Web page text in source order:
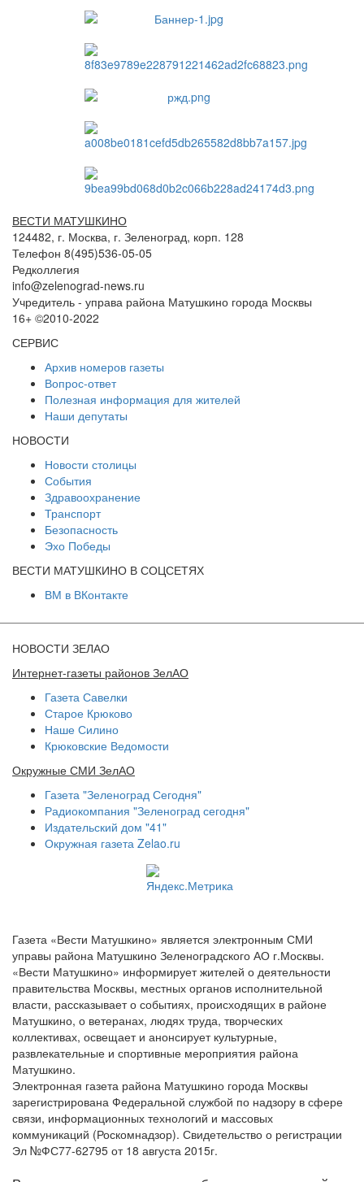
ВЕСТИ МАТУШКИНО
124482, г. Москва, г. Зеленоград, корп. 128
Телефон 8(495)536-05-05
Редколлегия
info@zelenograd-news.ru
Учредитель - управа района Матушкино города Москвы
16+ ©2010-2022
СЕРВИС
Архив номеров газеты
Вопрос-ответ
Полезная информация для жителей
Наши депутаты
НОВОСТИ
Новости столицы
События
Здравоохранение
Транспорт
Безопасность
Эхо Победы
ВЕСТИ МАТУШКИНО В СОЦСЕТЯХ
ВМ в ВКонтакте
НОВОСТИ ЗЕЛАО
Интернет-газеты районов ЗелАО
Газета Савелки
Старое Крюково
Наше Силино
Крюковские Ведомости
Окружные СМИ ЗелАО
Газета "Зеленоград Сегодня"
Радиокомпания "Зеленоград сегодня"
Издательский дом "41"
Окружная газета Zelao.ru
Газета «Вести Матушкино» является электронным СМИ
управы района Матушкино Зеленоградского АО г.Москвы.
«Вести Матушкино» информирует жителей о деятельности
правительства Москвы, местных органов исполнительной
власти, рассказывает о событиях, происходящих в районе
Матушкино, о ветеранах, людях труда, творческих
коллективах, освещает и анонсирует культурные,
развлекательные и спортивные мероприятия района
Матушкино.
Электронная газета района Матушкино города Москвы
зарегистрирована Федеральной службой по надзору в сфере
связи, информационных технологий и массовых
коммуникаций (Роскомнадзор). Свидетельство о регистрации
Эл №ФС77-62795 от 18 августа 2015г.